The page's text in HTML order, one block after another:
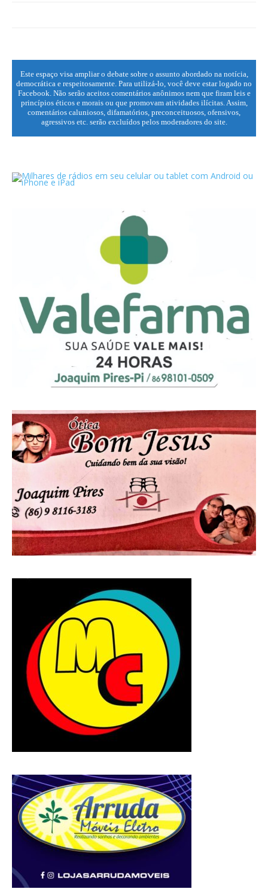
Este espaço visa ampliar o debate sobre o assunto abordado na notícia,
democrática e respeitosamente. Para utilizá-lo, você deve estar logado no
Facebook. Não serão aceitos comentários anônimos nem que firam leis e
princípios éticos e morais ou que promovam atividades ilícitas. Assim,
comentários caluniosos, difamatórios, preconceituosos, ofensivos,
agressivos etc. serão excluídos pelos moderadores do site.